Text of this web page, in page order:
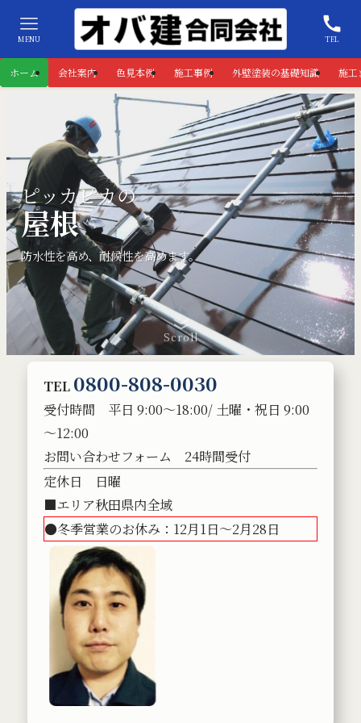
TEL
MENU
ホーム 会社案内 色見本例 施工事例 外壁塗装の基礎知識 施工
塗装前には
高圧洗浄
高圧洗浄で、汚れを落としてから塗装をします。
確かな
技術力
特殊な塗装も対応可能です
詳しくはこちら>>
施工実績多数！
外壁塗装・屋根塗装はお任せください
アフターケア保証も万全です。
ピッカピカの
屋根
防水性を高め、耐候性を高めます。
外壁
塗装歴10年以上の職人が丁寧に仕上げます！
高圧洗浄
高圧洗浄で、汚れを落としてから塗装をします。
技術力
特殊な塗装も対応可能です
詳しくはこちら>>
Scroll
TEL 0800-808-0030
受付時間 平日 9:00～18:00/ 土曜・祝日 9:00
～12:00
お問い合わせフォーム 24時間受付
定休日 日曜
■エリア秋田県内全域
●冬季営業のお休み：12月1日～2月28日